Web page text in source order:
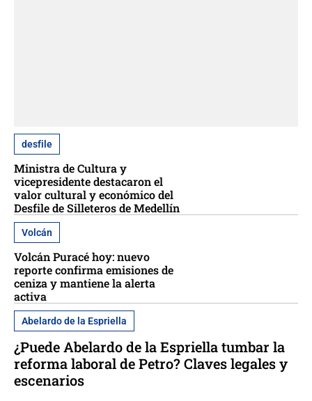
desfile
Ministra de Cultura y
vicepresidente destacaron el
valor cultural y económico del
Desfile de Silleteros de Medellín
Volcán
Volcán Puracé hoy: nuevo
reporte confirma emisiones de
ceniza y mantiene la alerta
activa
Abelardo de la Espriella
¿Puede Abelardo de la Espriella tumbar la
reforma laboral de Petro? Claves legales y
escenarios